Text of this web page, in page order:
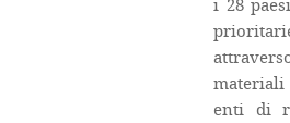
i 28
enti di